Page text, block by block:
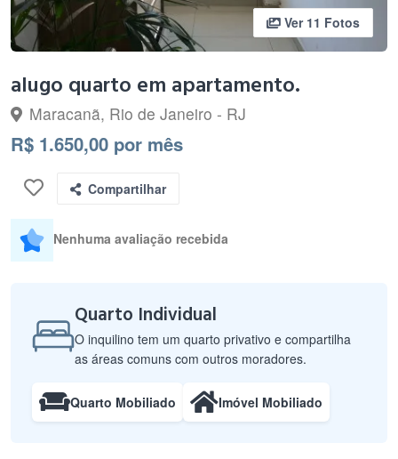
Ver 11 Fotos
alugo quarto em apartamento.
Maracanã, Rio de Janeiro - RJ
R$ 1.650,00 por mês
Compartilhar
Nenhuma avaliação recebida
Quarto Individual
O inquilino tem um quarto privativo e compartilha
as áreas comuns com outros moradores.
Quarto Mobiliado Imóvel Mobiliado